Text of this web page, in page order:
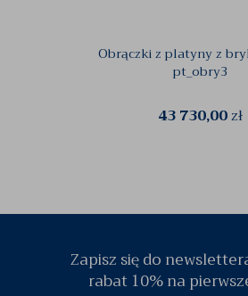
Obrączki z platyny z
pt_obry3
43 730,00zł
Zapisz się do
rabat 10% na